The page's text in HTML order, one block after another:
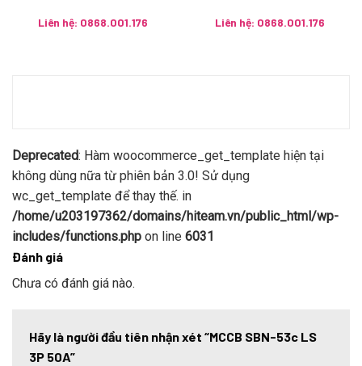
Liên hệ: 0868.001.176 Liên hệ: 0868.001.176
Deprecated: Hàm woocommerce_get_template hiện tại
không dùng nữa từ phiên bản 3.0! Sử dụng
wc_get_template để thay thế. in
/home/u203197362/domains/hiteam.vn/public_html/wp-
includes/functions.php on line 6031
Đánh giá
Chưa có đánh giá nào.
Hãy là người đầu tiên nhận xét “MCCB SBN-53c LS
3P 50A”